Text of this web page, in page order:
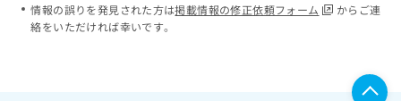
情報の誤りを発見された方は掲載情報の修正依頼フォーム
からご連
絡をいただければ幸いです。